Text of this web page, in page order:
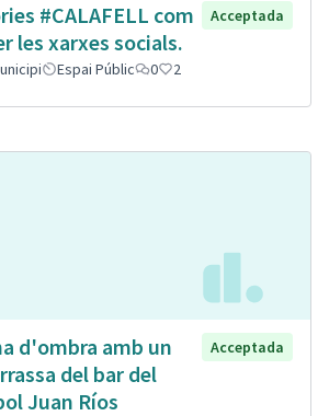
#CALAFELL com
les xarxes socials.
Acceptada
Espai Públic 0 2
d'ombra amb un
del bar del
Juan Ríos
Acceptada